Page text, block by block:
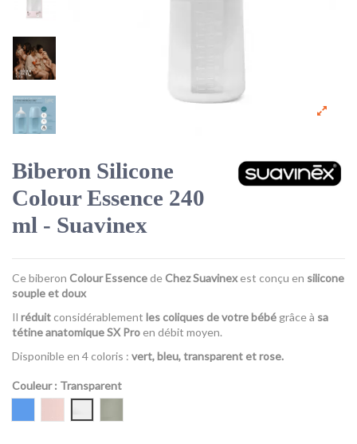
Biberon Silicone
Colour Essence 240
ml - Suavinex
Ce biberon Colour EssencedeChez Suavinexest conçu en silicone
souple et doux
Il réduitconsidérablement les coliques de votre bébé grâce à sa
tétine anatomique SX Pro en débit moyen.
Disponible en 4 coloris : vert, bleu, transparent et rose.
Couleur: Transparent